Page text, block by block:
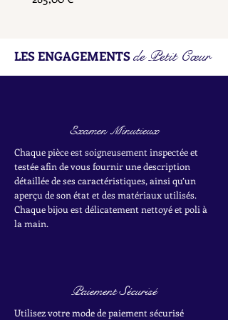
LES ENGAGEMENTSde Petit Cœur
Examen Minutieux
Chaque pièce est soigneusement inspectée et
testée afin de vous fournir une description
détaillée de ses caractéristiques, ainsi qu’un
aperçu de son état et des matériaux utilisés.
Chaque bijou est délicatement nettoyé et poli à
la main.
Paiement Sécurisé
Utilisez votre mode de paiement sécurisé